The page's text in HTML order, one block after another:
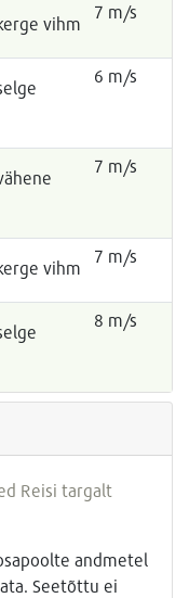
vihm
7 m/s
6 m/s
7 m/s
vihm
7 m/s
8 m/s
Reisi targalt
andmetel
Seetõttu ei